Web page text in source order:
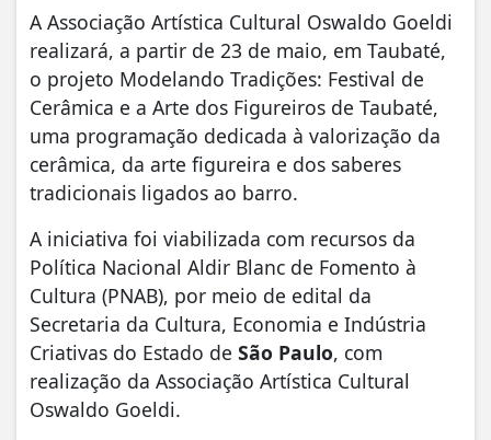
A Associação Artística Cultural Oswaldo Goeldi
realizará, a partir de 23 de maio, em Taubaté,
o projeto Modelando Tradições: Festival de
Cerâmica e a Arte dos Figureiros de Taubaté,
uma programação dedicada à valorização da
cerâmica, da arte figureira e dos saberes
tradicionais ligados ao barro.
A iniciativa foi viabilizada com recursos da
Política Nacional Aldir Blanc de Fomento à
Cultura (PNAB), por meio de edital da
Secretaria da Cultura, Economia e Indústria
Criativas do Estado de São Paulo, com
realização da Associação Artística Cultural
Oswaldo Goeldi.